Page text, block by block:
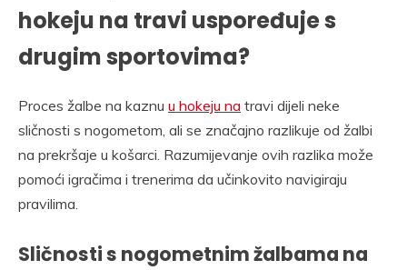
hokeju na travi uspoređuje s
drugim sportovima?
Proces žalbe na kaznu u hokeju na travi dijeli neke
sličnosti s nogometom, ali se značajno razlikuje od žalbi
na prekršaje u košarci. Razumijevanje ovih razlika može
pomoći igračima i trenerima da učinkovito navigiraju
pravilima.
Sličnosti s nogometnim žalbama na